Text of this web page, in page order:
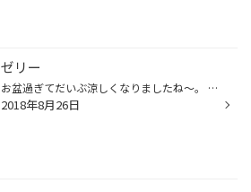
ゼリー
お盆過ぎてだいぶ涼しくなりましたね～。 とはいっても日中はまだ暑い… 暑いと冷たい物が食べたくなりますよね～♪ うちの子供達はゼリーが大好きで毎日食べています。 先日、ゼリー頂いて大喜び!! 果肉がいっぱい入っていてとても美味しかったです。
2018年8月26日